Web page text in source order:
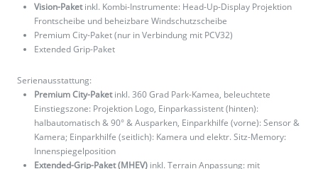
Vision-Paketinkl. Kombi-Instrumente: Head-Up-Display Projektion
Frontscheibe und beheizbare Windschutzscheibe
Premium City-Paket (nur in Verbindung mit PCV32)
Extended Grip-Paket
Serienausstattung:
Premium City-Paketinkl. 360 Grad Park-Kamea, beleuchtete
Einstiegszone: Projektion Logo, Einparkassistent (hinten):
halbautomatisch & 90° & Ausparken, Einparkhilfe (vorne): Sensor &
Kamera; Einparkhilfe (seitlich): Kamera und elektr. Sitz-Memory:
Innenspiegelposition
Extended-Grip-Paket (MHEV) inkl. Terrain Anpassung: mit